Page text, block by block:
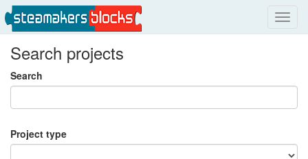
Search projects
Search
Project type